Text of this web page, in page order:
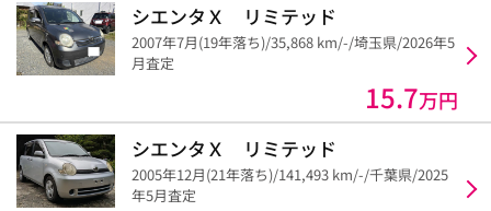
シエンタＸ リミテッド
2007年7月(19年落ち)/35,868 km/-/埼玉県/2026年5
月査定
15.7万円
シエンタＸ リミテッド
2005年12月(21年落ち)/141,493 km/-/千葉県/2025
年5月査定